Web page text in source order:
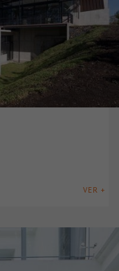
VER +